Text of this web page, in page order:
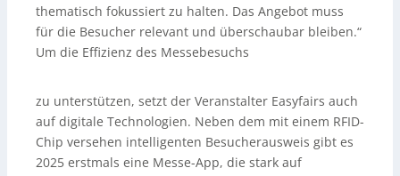
thematisch fokussiert zu halten. Das Angebot muss
für die Besucher relevant und überschaubar bleiben.“
Um die Effizienz des Messebesuchs
zu unterstützen, setzt der Veranstalter Easyfairs auch
auf digitale Technologien. Neben dem mit einem RFID-
Chip versehen intelligenten Besucherausweis gibt es
2025 erstmals eine Messe-App, die stark auf